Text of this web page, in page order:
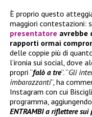
È proprio questo
maggiori contestazioni:
presentatore avrebbe
rapporti ormai
delle coppie più di
l’ironia sui social, dove
propri “falò a tre”. “Gli
imbarazzanti”, ha
Instagram con cui
programma,
ENTRAMBI a riflettere